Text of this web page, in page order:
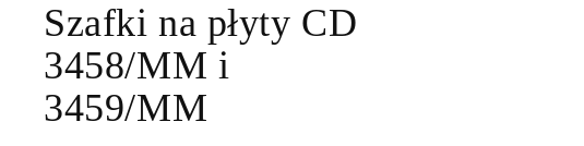
Kuchnie
Biuro
Szafki na płyty CD
3458/MM i
3459/MM